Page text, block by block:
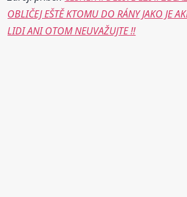
OBLIČEJ EŠTĚ KTOMU DO RÁNY JAKO JE
LIDI ANI OTOM NEUVAŽUJTE !!